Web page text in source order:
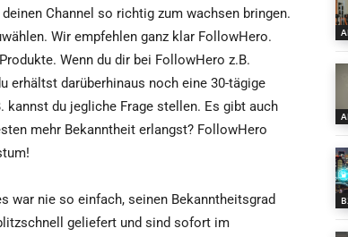
Channel so richtig zum wachsen bringen.
Wir empfehlen ganz klar FollowHero.
Wenn du dir bei FollowHero z.B.
erhältst darüberhinaus noch eine 30-tägige
du jegliche Frage stellen. Es gibt auch
mehr Bekanntheit erlangst? FollowHero
war nie so einfach, seinen Bekanntheitsgrad
geliefert und sind sofort im